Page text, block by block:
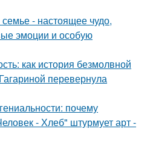
- настоящее чудо,
эмоции и особую
как история безмолвной
перевернула
почему
- Хлеб" штурмует арт -